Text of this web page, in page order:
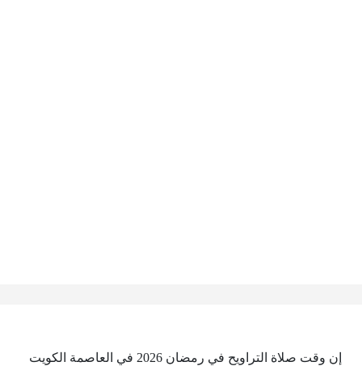
إن وقت صلاة التراويح في رمضان 2026 في العاصمة الكويت